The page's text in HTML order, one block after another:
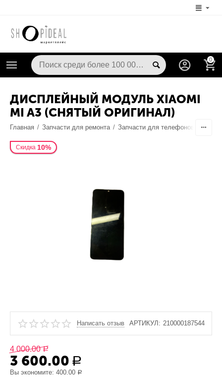
0
ДИСПЛЕЙНЫЙ МОДУЛЬ XIAOMI
MI A3 (СНЯТЫЙ ОРИГИНАЛ)
Главная / Запчасти для ремонта / Запчасти для телефонов
Скидка 10%
Написать отзыв АРТИКУЛ: 210000187544
4 000.00 Р
3 600.00 Р
Вы экономите:400.00 Р